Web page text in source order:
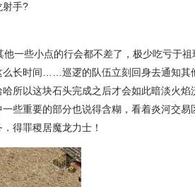
射手?
一些小点的行会都不差了，极少吃亏于祖
么长时间……巡逻的队伍立刻回身去通知其
所以这块石头完成之后才会如此暗淡火焰
些重要的部分也说得含糊，看着炎河交易
得罪稷居魔龙力士！